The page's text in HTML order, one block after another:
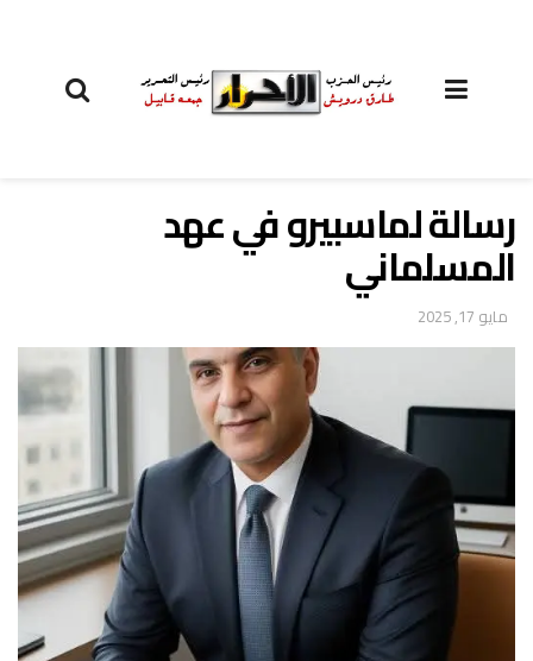
رسالة لماسبيرو في عهد
المسلماني
مايو 17, 2025